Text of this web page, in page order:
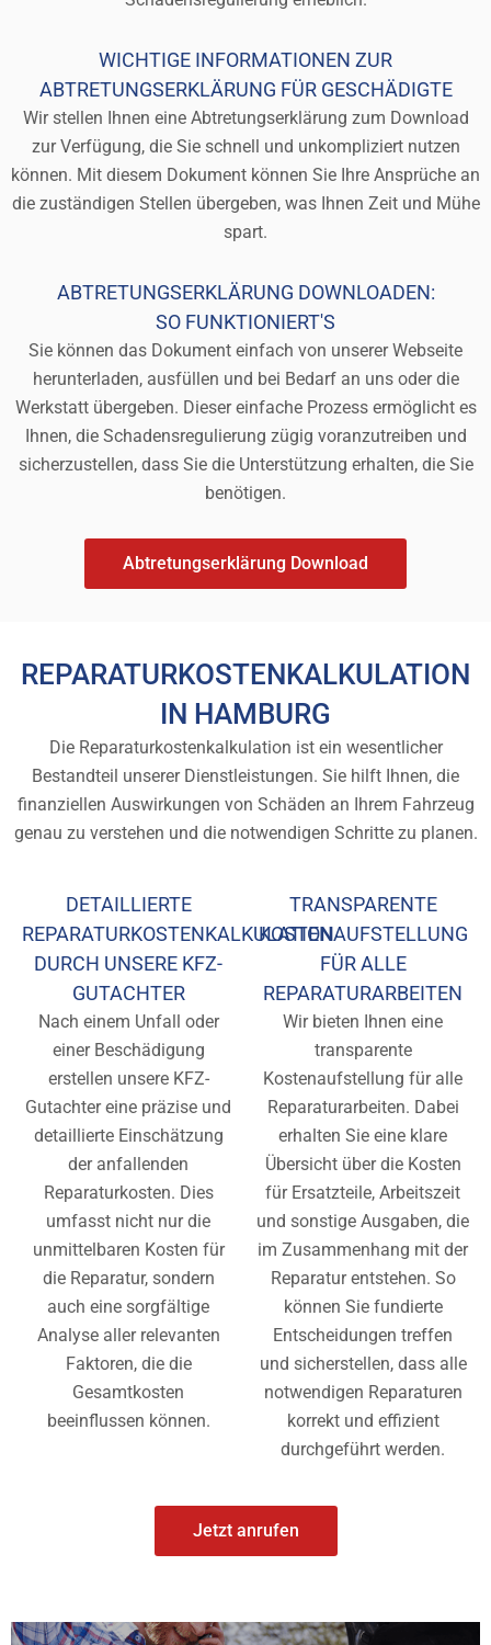
WICHTIGE INFORMATIONEN ZUR
ABTRETUNGSERKLÄRUNG FÜR GESCHÄDIGTE
Wir stellen Ihnen eine Abtretungserklärung zum Download
zur Verfügung, die Sie schnell und unkompliziert nutzen
können. Mit diesem Dokument können Sie Ihre Ansprüche an
die zuständigen Stellen übergeben, was Ihnen Zeit und Mühe
spart.
ABTRETUNGSERKLÄRUNG DOWNLOADEN:
SO FUNKTIONIERT'S
Sie können das Dokument einfach von unserer Webseite
herunterladen, ausfüllen und bei Bedarf an uns oder die
Werkstatt übergeben. Dieser einfache Prozess ermöglicht es
Ihnen, die Schadensregulierung zügig voranzutreiben und
sicherzustellen, dass Sie die Unterstützung erhalten, die Sie
benötigen.
Abtretungserklärung Download
REPARATURKOSTENKALKULATION
IN HAMBURG
Die Reparaturkostenkalkulation ist ein wesentlicher
Bestandteil unserer Dienstleistungen. Sie hilft Ihnen, die
finanziellen Auswirkungen von Schäden an Ihrem Fahrzeug
genau zu verstehen und die notwendigen Schritte zu planen.
DETAILLIERTE
REPARATURKOSTENKALKULATION
DURCH UNSERE KFZ-
GUTACHTER
Nach einem Unfall oder
einer Beschädigung
erstellen unsere KFZ-
Gutachter eine präzise und
detaillierte Einschätzung
der anfallenden
Reparaturkosten. Dies
umfasst nicht nur die
unmittelbaren Kosten für
die Reparatur, sondern
auch eine sorgfältige
Analyse aller relevanten
Faktoren, die die
Gesamtkosten
beeinflussen können.
TRANSPARENTE
KOSTENAUFSTELLUNG
FÜR ALLE
REPARATURARBEITEN
Wir bieten Ihnen eine
transparente
Kostenaufstellung für alle
Reparaturarbeiten. Dabei
erhalten Sie eine klare
Übersicht über die Kosten
für Ersatzteile, Arbeitszeit
und sonstige Ausgaben, die
im Zusammenhang mit der
Reparatur entstehen. So
können Sie fundierte
Entscheidungen treffen
und sicherstellen, dass alle
notwendigen Reparaturen
korrekt und effizient
durchgeführt werden.
Jetzt anrufen